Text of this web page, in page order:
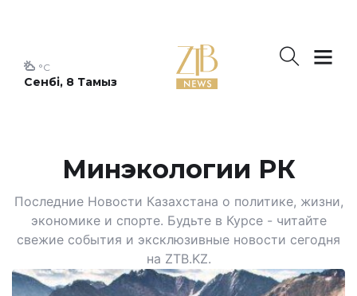
Сенбі, 8 Тамыз
°C
Минэкологии РК
Последние Новости Казахстана о политике, жизни,
экономике и спорте. Будьте в Курсе - читайте
свежие события и эксклюзивные новости сегодня
на ZTB.KZ.